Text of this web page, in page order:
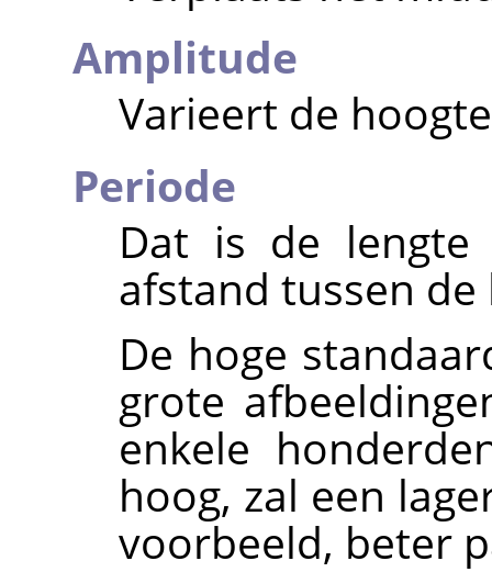
Amplitude
Varieert de
Periode
Dat is de
afstand tussen
De hoge
grote
enkele
hoog, zal een
voorbeeld, beter